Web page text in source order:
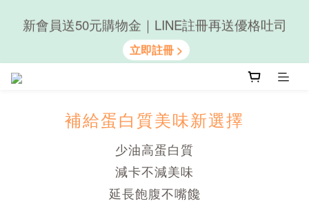
隨心享受｜貝果任選6組$899
新會員送50元購物金｜LINE註冊再送優格吐司
補給蛋白質美味新選擇
少油高蛋白質
減卡不減美味
延長飽腹不嘴饞